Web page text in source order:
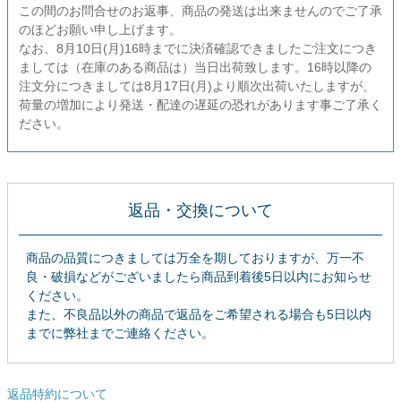
ハンドクラフトアイテム
特殊粘着・吸着シート
店舗・ディスプレイ用品
ポリ袋・OPP袋
この間のお問合せのお返事、商品の発送は出来ませんのでご了承
のほどお願い申し上げます。
なお、8月10日(月)16時までに決済確認できましたご注文につき
ましては（在庫のある商品は）当日出荷致します。16時以降の
注文分につきましては8月17日(月)より順次出荷いたしますが、
荷量の増加により発送・配達の遅延の恐れがあります事ご了承く
ださい。
返品・交換について
商品の品質につきましては万全を期しておりますが、万一不
良・破損などがございましたら商品到着後5日以内にお知らせ
ください。
また、不良品以外の商品で返品をご希望される場合も5日以内
までに弊社までご連絡ください。
返品特約について